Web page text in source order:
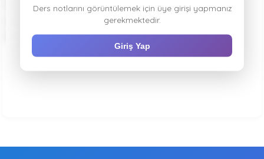
Ödev, Sorumluluk, Haklar ve Yasaklar Devlet
memurluğunun temel ödev ve sorumlulukları (sadakat,
tarafsızlık,...
Ders notlarını görüntülemek için üye girişi yapmanız
gerekmektedir.
Giriş Yap